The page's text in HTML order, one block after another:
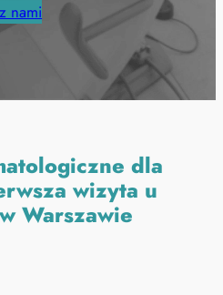
nami
dla
wizyta u
Warszawie